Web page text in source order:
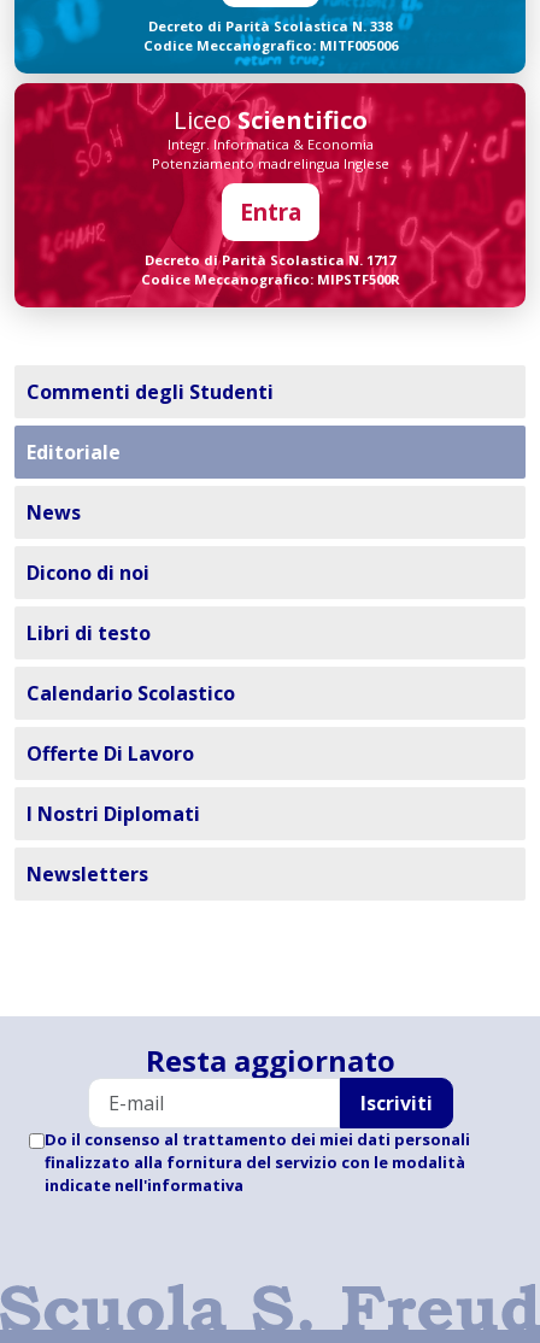
Decreto di Parità Scolastica N. 338
Codice Meccanografico: MITF005006
LiceoScientifico
Integr. Informatica & Economia
Potenziamento madrelingua Inglese
Entra
Decreto di Parità Scolastica N. 1717
Codice Meccanografico: MIPSTF500R
Commenti degli Studenti
Editoriale
News
Dicono di noi
Libri di testo
Calendario Scolastico
Offerte Di Lavoro
I Nostri Diplomati
Newsletters
Resta aggiornato
Iscriviti
Do il consenso al trattamento dei miei dati personali
finalizzato alla fornitura del servizio con le modalità
indicate nell'informativa